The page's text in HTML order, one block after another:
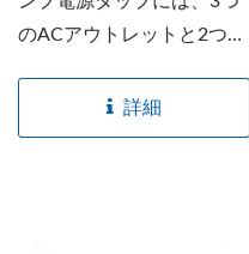
のACアウトレットと2つの
おり、電子機器や家電に電
力を供給し、ポータブルデ
詳細